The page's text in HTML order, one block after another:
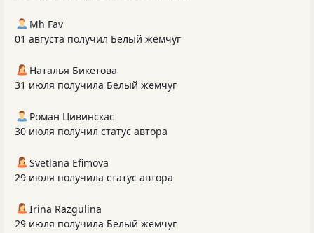
Mh Fav
01 августа получил Белый жемчуг
Наталья Бикетова
31 июля получила Белый жемчуг
Роман Цивинскас
30 июля получил статус автора
Svetlana Efimova
29 июля получила статус автора
Irina Razgulina
29 июля получила Белый жемчуг